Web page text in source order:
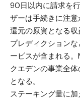
90日以内に請求を
ザーは手続きに注意
還元の原資となる
プレディクション
ービスが含まれる
クエデンの事業全
となる。
ステーキング量に